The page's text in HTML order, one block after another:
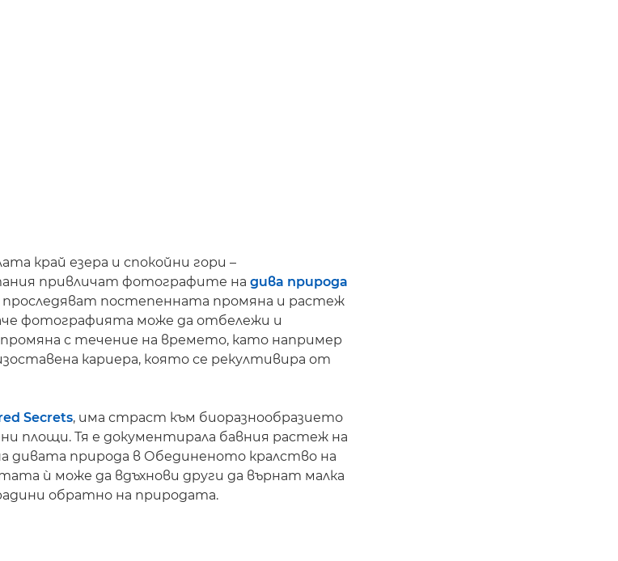
край езера и спокойни гори –
привличат фотографите на дива природа
постепенната промяна и растеж
фотографията може да отбележи и
с течение на времето, като например
кариера, която се рекултивира от
Secrets, има страст към биоразнообразието
площи. Тя е документирала бавния растеж на
дивата природа в Обединеното кралство на
ѝ може да вдъхнови други да върнат малка
обратно на природата.